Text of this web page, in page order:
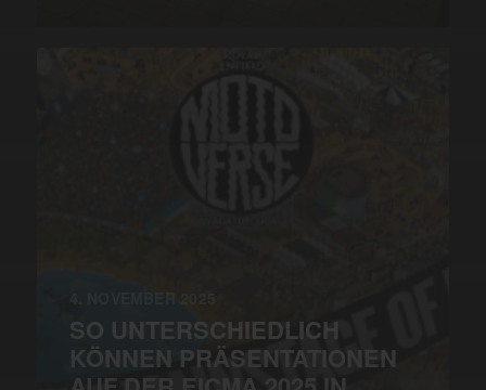
SO UNTERSCHIEDLICH
KÖNNEN PRÄSENTATIONEN